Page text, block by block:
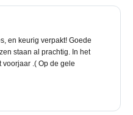
en keurig verpakt! Goede
staan al prachtig. In het
.( Op de gele